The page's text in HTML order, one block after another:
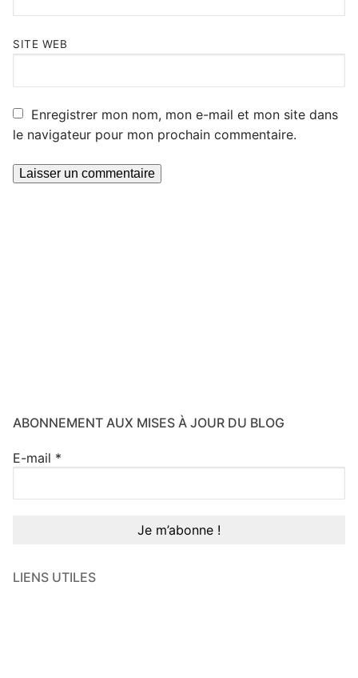
SITE WEB
Enregistrer mon nom, mon e-mail et mon site dans
le navigateur pour mon prochain commentaire.
ABONNEMENT AUX MISES À JOUR DU BLOG
E-mail *
LIENS UTILES